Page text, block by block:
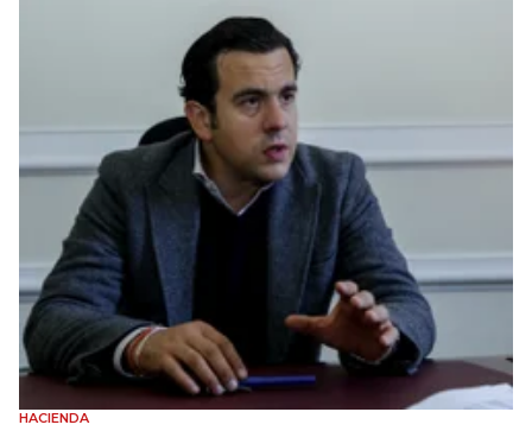
HACIENDA